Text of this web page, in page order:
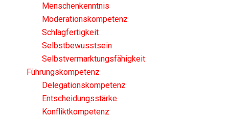
Menschenkenntnis
Moderationskompetenz
Schlagfertigkeit
Selbstbewusstsein
Selbstvermarktungsfähigkeit
Führungskompetenz
Delegationskompetenz
Entscheidungsstärke
Konfliktkompetenz